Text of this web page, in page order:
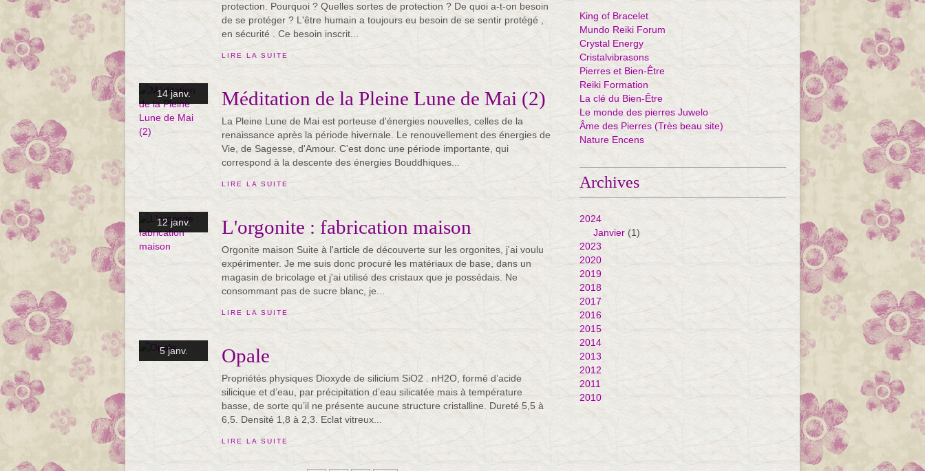
protection. Pourquoi ? Quelles sortes de protection ? De quoi a-t-on besoin
de se protéger ? L'être humain a toujours eu besoin de se sentir protégé ,
en sécurité . Ce besoin inscrit...
LIRE LA SUITE
14 janv. Méditation de la Pleine Lune de Mai (2)
La Pleine Lune de Mai est porteuse d'énergies nouvelles, celles de la
renaissance après la période hivernale. Le renouvellement des énergies de
Vie, de Sagesse, d'Amour. C'est donc une période importante, qui
correspond à la descente des énergies Bouddhiques...
LIRE LA SUITE
12 janv. L'orgonite : fabrication maison
Orgonite maison Suite à l'article de découverte sur les orgonites, j'ai voulu
expérimenter. Je me suis donc procuré les matériaux de base, dans un
magasin de bricolage et j'ai utilisé des cristaux que je possédais. Ne
consommant pas de sucre blanc, je...
LIRE LA SUITE
5 janv. Opale
Propriétés physiques Dioxyde de silicium SiO2 . nH2O, formé d’acide
silicique et d’eau, par précipitation d’eau silicatée mais à température
basse, de sorte qu’il ne présente aucune structure cristalline. Dureté 5,5 à
6,5. Densité 1,8 à 2,3. Eclat vitreux...
LIRE LA SUITE
King of Bracelet
Mundo Reiki Forum
Crystal Energy
Cristalvibrasons
Pierres et Bien-Être
Reiki Formation
La clé du Bien-Être
Le monde des pierres Juwelo
Âme des Pierres (Très beau site)
Nature Encens
Archives
2024
Janvier (1)
2023
2020
2019
2018
2017
2016
2015
2014
2013
2012
2011
2010